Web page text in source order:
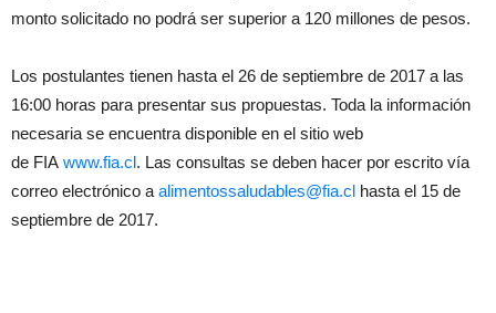
monto solicitado no podrá ser superior a 120 millones de pesos.
Los postulantes tienen hasta el 26 de septiembre de 2017 a las
16:00 horas para presentar sus propuestas. Toda la información
necesaria se encuentra disponible en el sitio web
de FIA www.fia.cl. Las consultas se deben hacer por escrito vía
correo electrónico a alimentossaludables@fia.cl hasta el 15 de
septiembre de 2017.